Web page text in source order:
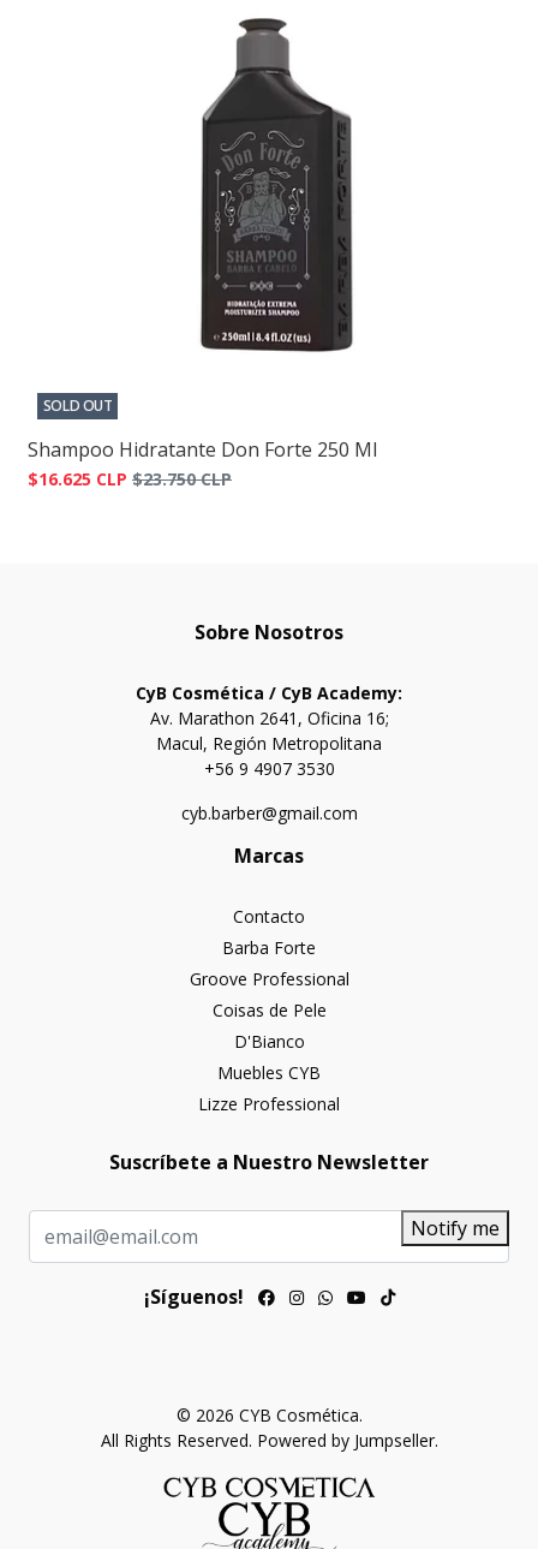
SOLD OUT
Shampoo Hidratante Don Forte 250 Ml
$16.625 CLP $23.750 CLP
Sobre Nosotros
CyB Cosmética / CyB Academy:
Av. Marathon 2641, Oficina 16;
Macul, Región Metropolitana
+56 9 4907 3530
cyb.barber@gmail.com
Marcas
Contacto
Barba Forte
Groove Professional
Coisas de Pele
D'Bianco
Muebles CYB
Lizze Professional
Suscríbete a Nuestro Newsletter
Notify me
¡Síguenos!
© 2026 CYB Cosmética.
All Rights Reserved. Powered by Jumpseller.